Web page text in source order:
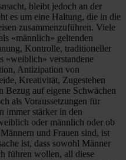
bleibt jedoch an der
es um eine Haltung, die in die
zusammenzuführen. Viele
«männlich» geltenden
Kontrolle, traditioneller
«weiblich» verstandene
Antizipation von
Kreativität, Zugestehen
auf eigene Schwächen
als Voraussetzungen für
immer stärker in den
oder männlich oder ob
und Frauen sind, ist
ist, dass sowohl Männer
führen wollen, all diese